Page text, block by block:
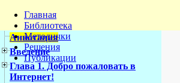
Главная
Библиотека
Методички
Решения
Публикации
Аннотация
Введение
Глава 1. Добро пожаловать в
Интернет!